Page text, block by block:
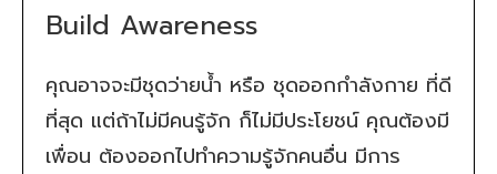
Build Awareness
คุณอาจจะมีชุดว่ายน้ำ หรือ ชุดออกกำลังกาย ที่ดี
ที่สุด แต่ถ้าไม่มีคนรู้จัก ก็ไม่มีประโยชน์ คุณต้องมี
เพื่อน ต้องออกไปทำความรู้จักคนอื่น มีการ